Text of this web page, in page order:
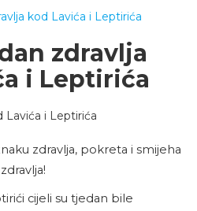
kod Lavića i Leptirića
zdravlja
i Leptirića
zdravlja, pokreta i smijeha
cijeli su tjedan bile